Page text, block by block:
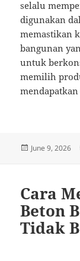
selalu
digunakan
memastikan
bangunan
untuk
memilih
Posted
June 9, 2026
Cara
Beton
Tidak